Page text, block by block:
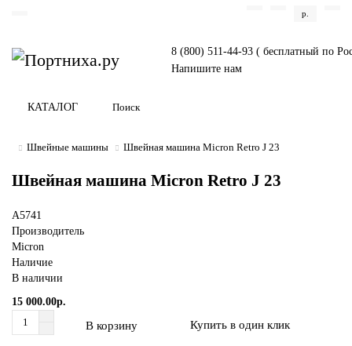
р.
8 (800) 511-44-93 ( бесплатный по
Напишите нам
КАТАЛОГ
Швейные машины Швейная машина Micron Retro J 23
Швейная машина Micron Retro J 23
A5741
Производитель
Micron
Наличие
В наличии
15 000.00р.
В корзину Купить в один клик